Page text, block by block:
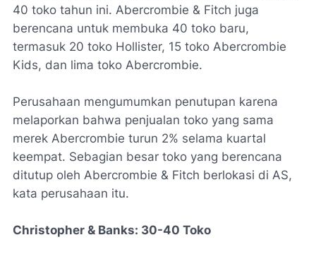
40 toko tahun ini. Abercrombie & Fitch juga
berencana untuk membuka 40 toko baru,
termasuk 20 toko Hollister, 15 toko Abercrombie
Kids, dan lima toko Abercrombie.
Perusahaan mengumumkan penutupan karena
melaporkan bahwa penjualan toko yang sama
merek Abercrombie turun 2% selama kuartal
keempat. Sebagian besar toko yang berencana
ditutup oleh Abercrombie & Fitch berlokasi di AS,
kata perusahaan itu.
Christopher & Banks: 30-40 Toko